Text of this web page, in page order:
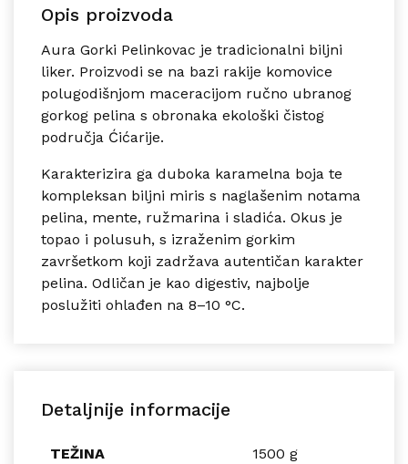
Opis proizvoda
Aura Gorki Pelinkovac je tradicionalni biljni
liker. Proizvodi se na bazi rakije komovice
polugodišnjom maceracijom ručno ubranog
gorkog pelina s obronaka ekološki čistog
područja Ćićarije.
Karakterizira ga duboka karamelna boja te
kompleksan biljni miris s naglašenim notama
pelina, mente, ružmarina i sladića. Okus je
topao i polusuh, s izraženim gorkim
završetkom koji zadržava autentičan karakter
pelina. Odličan je kao digestiv, najbolje
poslužiti ohlađen na 8–10 °C.
Detaljnije informacije
TEŽINA 1500 g